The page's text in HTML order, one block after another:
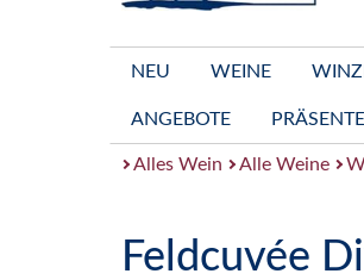
NEU WEINE
ANGEBOTE
Alles Wein Alle Weine
Feldcuvée